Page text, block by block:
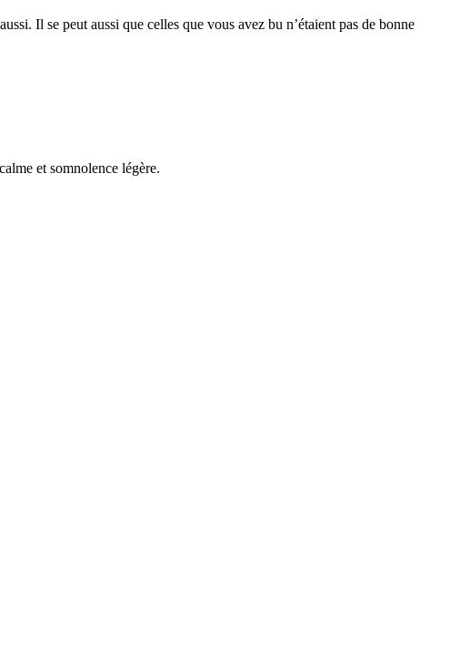
Il se peut aussi que celles que vous avez bu n’étaient pas de bonne
et somnolence légère.